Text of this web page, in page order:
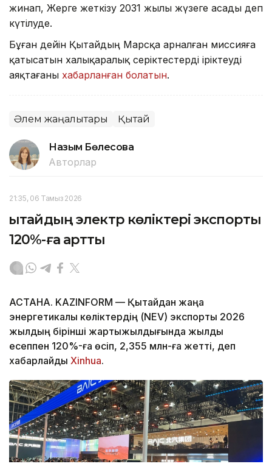
жинап, Жерге жеткізу 2031 жылы жүзеге асады деп
күтілуде.
Бұған дейін Қытайдың Марсқа арналған миссияға
қатысатын халықаралық серіктестерді іріктеуді
аяқтағаны хабарланған болатын.
Әлем жаңалықтары Қытай
Назым Бөлесова
Авторлар
21:35, 06 Тамыз 2026
Қытайдың электр көліктері экспорты
120%-ға артты
АСТАНА. KAZINFORM — Қытайдан жаңа
энергетикалық көліктердің (NEV) экспорты 2026
жылдың бірінші жартыжылдығында жылдық
есеппен 120%-ға өсіп, 2,355 млн-ға жетті, деп
хабарлайды Xinhua.